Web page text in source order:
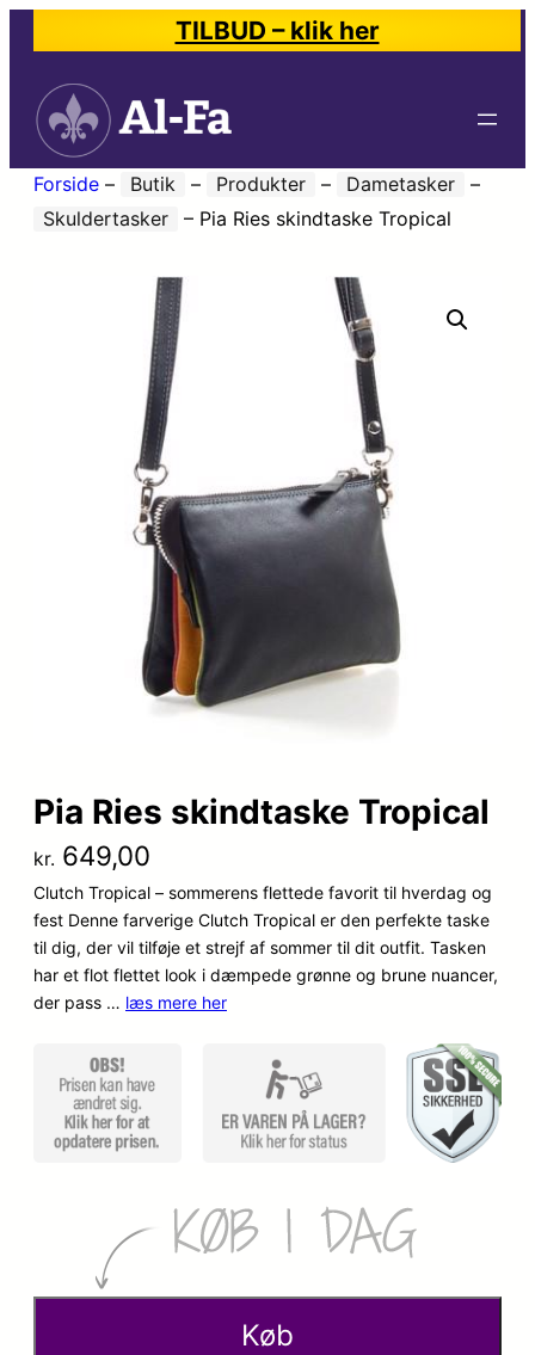
TILBUD – klik her
Forside – Butik – Produkter – Dametasker
–
Skuldertasker
– Pia Ries skindtaske Tropical
Pia Ries skindtaske Tropical
kr. 649,00
Clutch Tropical – sommerens flettede favorit til hverdag og
fest Denne farverige Clutch Tropical er den perfekte taske
til dig, der vil tilføje et strejf af sommer til dit outfit. Tasken
har et flot flettet look i dæmpede grønne og brune nuancer,
der pass … læs mere her
Køb